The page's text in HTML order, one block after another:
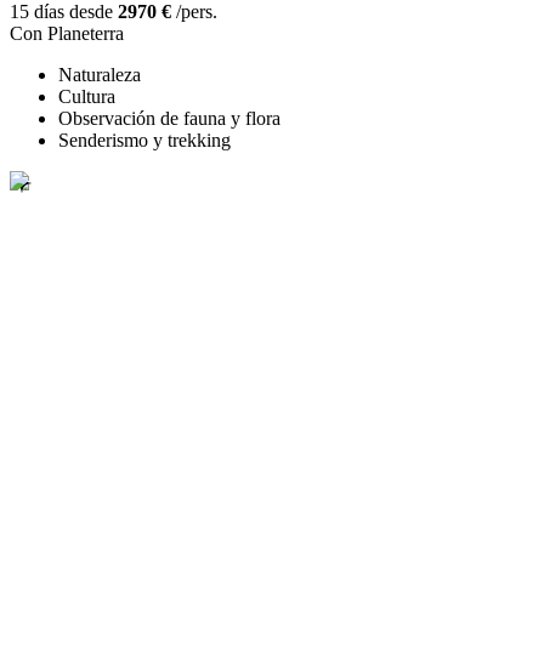
15 días desde 2970 € /pers.
Con Planeterra
Naturaleza
Cultura
Observación de fauna y flora
Senderismo y trekking